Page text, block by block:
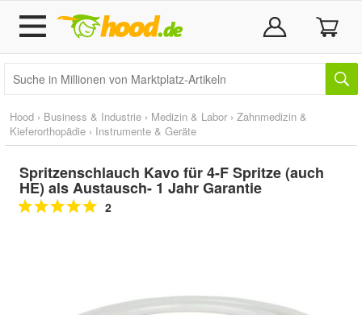
Hood › Business & Industrie › Medizin & Labor › Zahnmedizin &
Kieferorthopädie › Instrumente & Geräte
Spritzenschlauch Kavo für 4-F Spritze (auch
HE) als Austausch- 1 Jahr Garantie
2